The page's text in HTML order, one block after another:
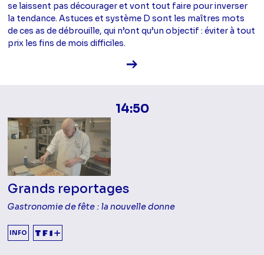
se laissent pas décourager et vont tout faire pour inverser
la tendance. Astuces et système D sont les maîtres mots
de ces as de débrouille, qui n’ont qu’un objectif : éviter à tout
prix les fins de mois difficiles.
Voir la fiche diffusion
14:50
Grands reportages
Gastronomie de fête : la nouvelle donne
INFO